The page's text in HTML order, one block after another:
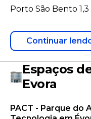
Porto São Bento
Continuar
Espaços
Evora
PACT - Parque do